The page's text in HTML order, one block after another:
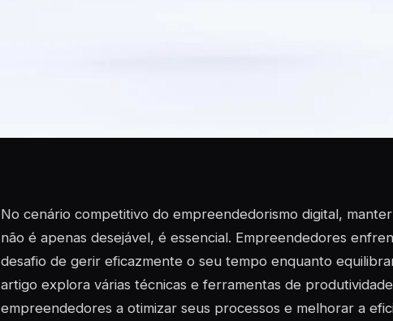
No cenário competitivo do empreendedorismo digital,
não é apenas desejável, é essencial. Empreendedores
desafio de gerir eficazmente o seu tempo enquanto
artigo explora várias técnicas e ferramentas de
empreendedores a otimizar seus processos e melhorar a